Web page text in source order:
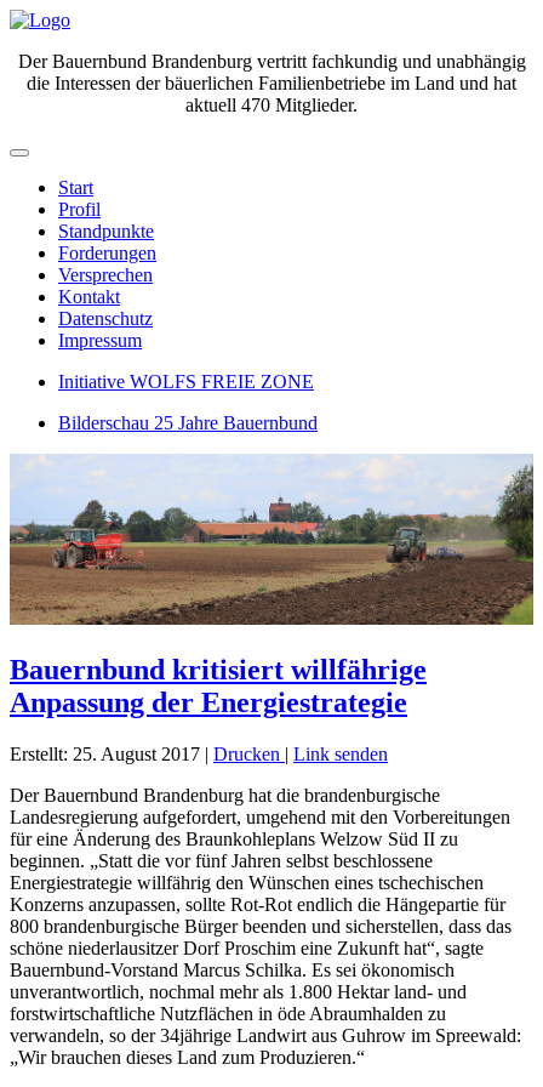
Der Bauernbund Brandenburg vertritt fachkundig und unabhängig
die Interessen der bäuerlichen Familienbetriebe im Land und hat
aktuell 470 Mitglieder.
Start
Profil
Standpunkte
Forderungen
Versprechen
Kontakt
Datenschutz
Impressum
Initiative WOLFS FREIE ZONE
Bilderschau 25 Jahre Bauernbund
Bauernbund kritisiert willfährige
Anpassung der Energiestrategie
Erstellt: 25. August 2017 | Drucken | Link senden
Der Bauernbund Brandenburg hat die brandenburgische
Landesregierung aufgefordert, umgehend mit den Vorbereitungen
für eine Änderung des Braunkohleplans Welzow Süd II zu
beginnen. „Statt die vor fünf Jahren selbst beschlossene
Energiestrategie willfährig den Wünschen eines tschechischen
Konzerns anzupassen, sollte Rot-Rot endlich die Hängepartie für
800 brandenburgische Bürger beenden und sicherstellen, dass das
schöne niederlausitzer Dorf Proschim eine Zukunft hat“, sagte
Bauernbund-Vorstand Marcus Schilka. Es sei ökonomisch
unverantwortlich, nochmal mehr als 1.800 Hektar land- und
forstwirtschaftliche Nutzflächen in öde Abraumhalden zu
verwandeln, so der 34jährige Landwirt aus Guhrow im Spreewald:
„Wir brauchen dieses Land zum Produzieren.“